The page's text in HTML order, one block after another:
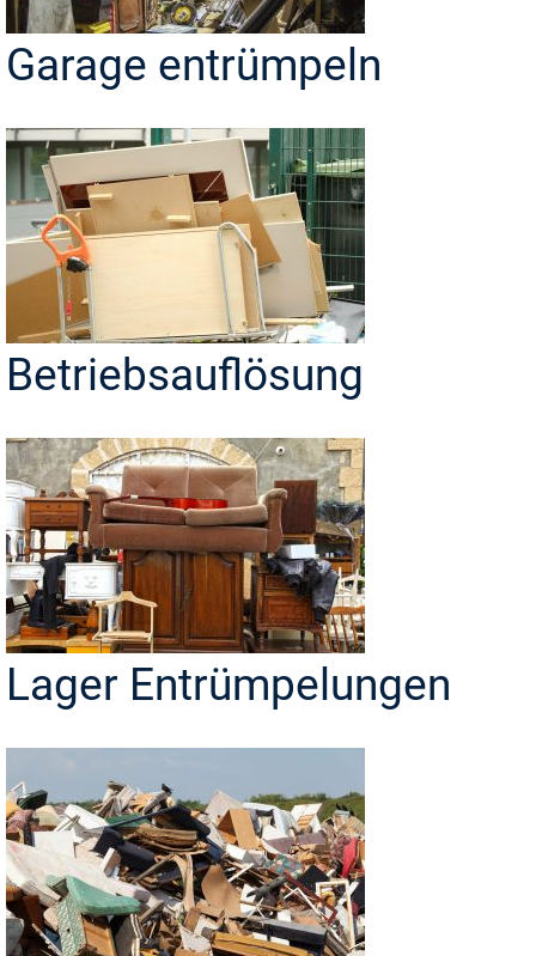
Garage entrümpeln
Betriebsauflösung
Lager Entrümpelungen